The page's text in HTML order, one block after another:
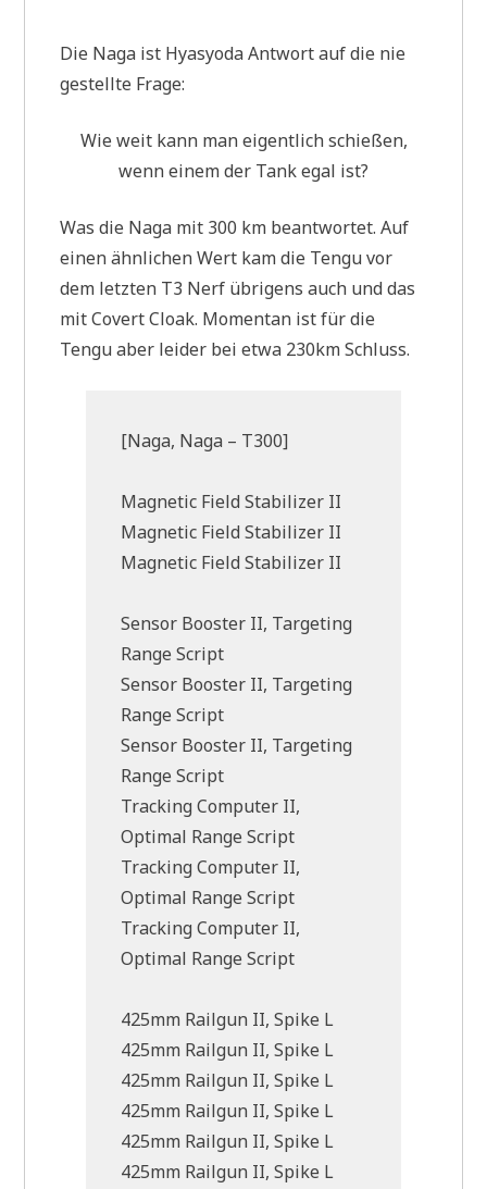
Die Naga ist Hyasyoda Antwort auf die nie
gestellte Frage:
Wie weit kann man eigentlich schießen,
wenn einem der Tank egal ist?
Was die Naga mit 300 km beantwortet. Auf
einen ähnlichen Wert kam die Tengu vor
dem letzten T3 Nerf übrigens auch und das
mit Covert Cloak. Momentan ist für die
Tengu aber leider bei etwa 230km Schluss.
[Naga, Naga – T300]
Magnetic Field Stabilizer II
Magnetic Field Stabilizer II
Magnetic Field Stabilizer II
Sensor Booster II, Targeting
Range Script
Sensor Booster II, Targeting
Range Script
Sensor Booster II, Targeting
Range Script
Tracking Computer II,
Optimal Range Script
Tracking Computer II,
Optimal Range Script
Tracking Computer II,
Optimal Range Script
425mm Railgun II, Spike L
425mm Railgun II, Spike L
425mm Railgun II, Spike L
425mm Railgun II, Spike L
425mm Railgun II, Spike L
425mm Railgun II, Spike L